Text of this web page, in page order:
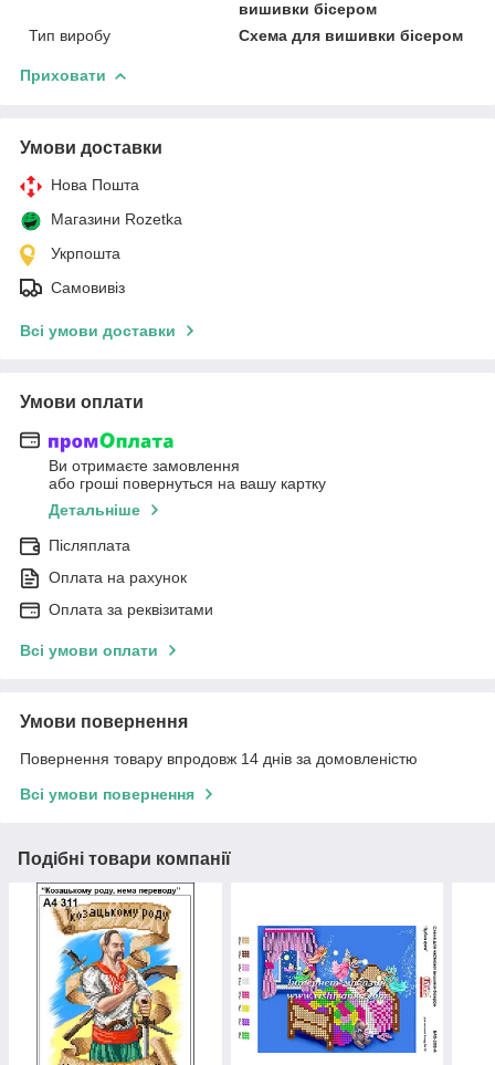
вишивки бісером
Тип виробу
Схема для вишивки бісером
Приховати
Умови доставки
Нова Пошта
Магазини Rozetka
Укрпошта
Самовивіз
Всі умови доставки
Умови оплати
Ви отримаєте замовлення
або гроші повернуться на вашу картку
Детальніше
Післяплата
Оплата на рахунок
Оплата за реквізитами
Всі умови оплати
Умови повернення
Повернення товару впродовж 14 днів за домовленістю
Всі умови повернення
Подібні товари компанії